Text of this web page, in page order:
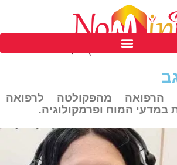
הרפואה מהפקולטה לרפואה
במדעי המוח ופרמקולוגיה.